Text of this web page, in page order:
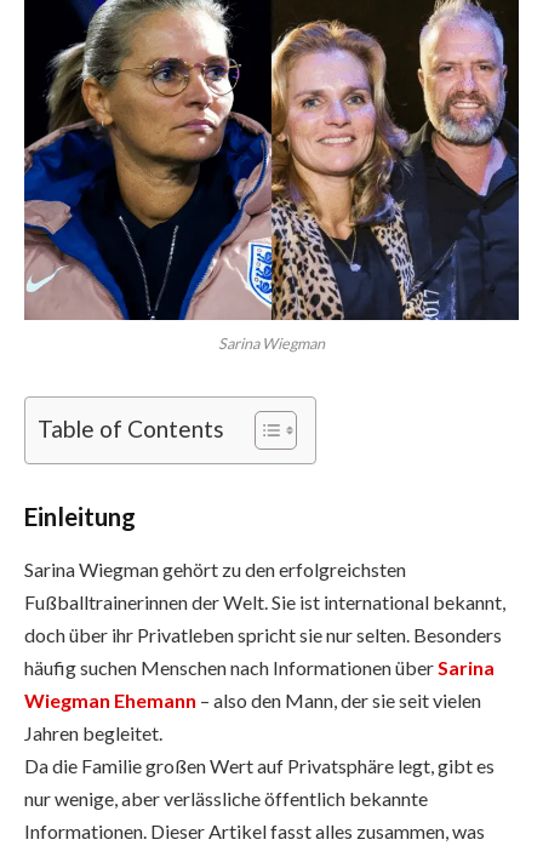
Sarina Wiegman
Table of Contents
Einleitung
Sarina Wiegman gehört zu den erfolgreichsten
Fußballtrainerinnen der Welt. Sie ist international bekannt,
doch über ihr Privatleben spricht sie nur selten. Besonders
häufig suchen Menschen nach Informationen überSarina
Wiegman Ehemann – also den Mann, der sie seit vielen
Jahren begleitet.
Da die Familie großen Wert auf Privatsphäre legt, gibt es
nur wenige, aber verlässliche öffentlich bekannte
Informationen. Dieser Artikel fasst alles zusammen, was